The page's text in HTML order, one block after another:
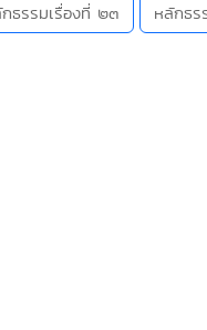
ธรรมเรื่องที่ ๒๓ หลักธร